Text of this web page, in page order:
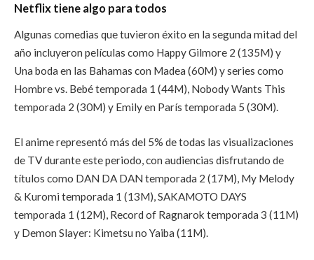
Netflix tiene algo para todos
Algunas comedias que tuvieron éxito en la segunda mitad del
año incluyeron películas como Happy Gilmore 2 (135M) y
Una boda en las Bahamas con Madea (60M) y series como
Hombre vs. Bebé temporada 1 (44M), Nobody Wants This
temporada 2 (30M) y Emily en París temporada 5 (30M).
El anime representó más del 5% de todas las visualizaciones
de TV durante este periodo, con audiencias disfrutando de
títulos como DAN DA DAN temporada 2 (17M), My Melody
& Kuromi temporada 1 (13M), SAKAMOTO DAYS
temporada 1 (12M), Record of Ragnarok temporada 3 (11M)
y Demon Slayer: Kimetsu no Yaiba (11M).